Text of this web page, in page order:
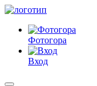
Фотогора
Вход